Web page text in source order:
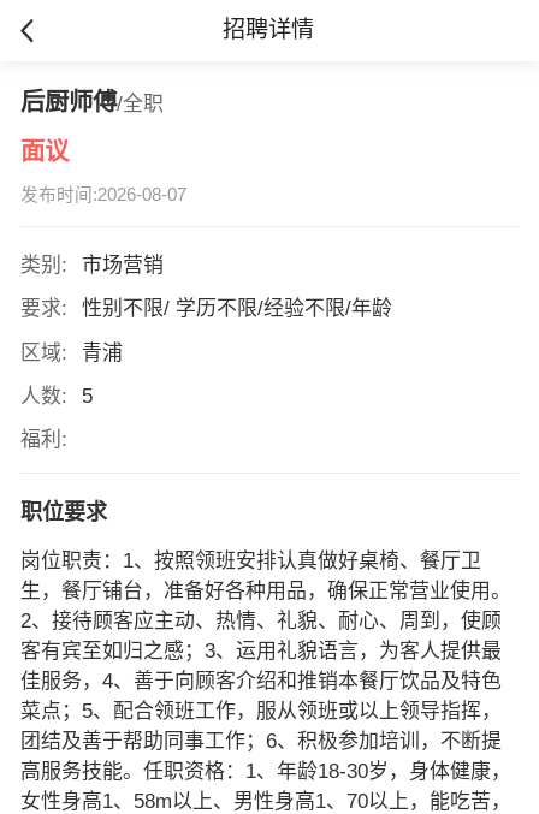
招聘详情
后厨师傅/全职
面议
发布时间:2026-08-07
类别:
市场营销
要求:
性别不限/ 学历不限/经验不限/年龄
区域:
青浦
人数:
5
福利:
职位要求
岗位职责：1、按照领班安排认真做好桌椅、餐厅卫
生，餐厅铺台，准备好各种用品，确保正常营业使用。
2、接待顾客应主动、热情、礼貌、耐心、周到，使顾
客有宾至如归之感；3、运用礼貌语言，为客人提供最
佳服务，4、善于向顾客介绍和推销本餐厅饮品及特色
菜点；5、配合领班工作，服从领班或以上领导指挥，
团结及善于帮助同事工作；6、积极参加培训，不断提
高服务技能。任职资格：1、年龄18-30岁，身体健康，
女性身高1、58m以上、男性身高1、70以上，能吃苦，